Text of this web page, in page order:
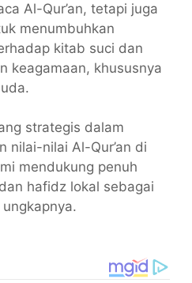
Al-Qur’an, tetapi juga
menumbuhkan
kitab suci dan
keagamaan, khususnya
strategis dalam
nilai-nilai Al-Qur’an di
mendukung penuh
hafidz lokal sebagai